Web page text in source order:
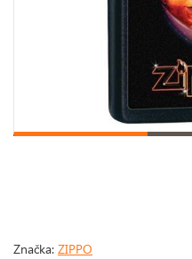
Značka: ZIPPO